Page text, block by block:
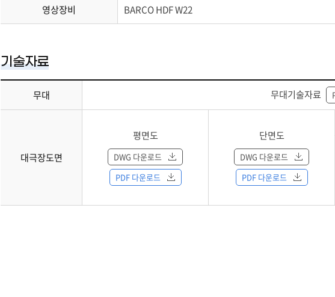
영상장비 BARCO HDF W22
기술자료
장
한
무대 무대기술자료
대극장도면
평면도
DWG 다운로드
PDF 다운로드
단면도
DWG 다운로드
PDF 다운로드